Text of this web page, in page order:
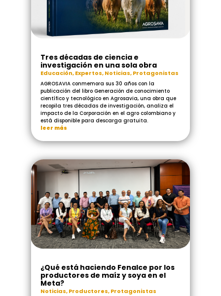
Tres décadas de ciencia e
investigación en una sola obra
Educación,Expertos,Noticias,Protagonistas
AGROSAVIA conmemora sus 30 años con la
publicación del libro Generación de conocimiento
científico y tecnológico en Agrosavia, una obra que
recopila tres décadas de investigación, analiza el
impacto de la Corporación en el agro colombiano y
está disponible para descarga gratuita.
leer más
¿Qué está haciendo Fenalce por los
productores de maíz y soya en el
Meta?
Noticias,Productores,Protagonistas